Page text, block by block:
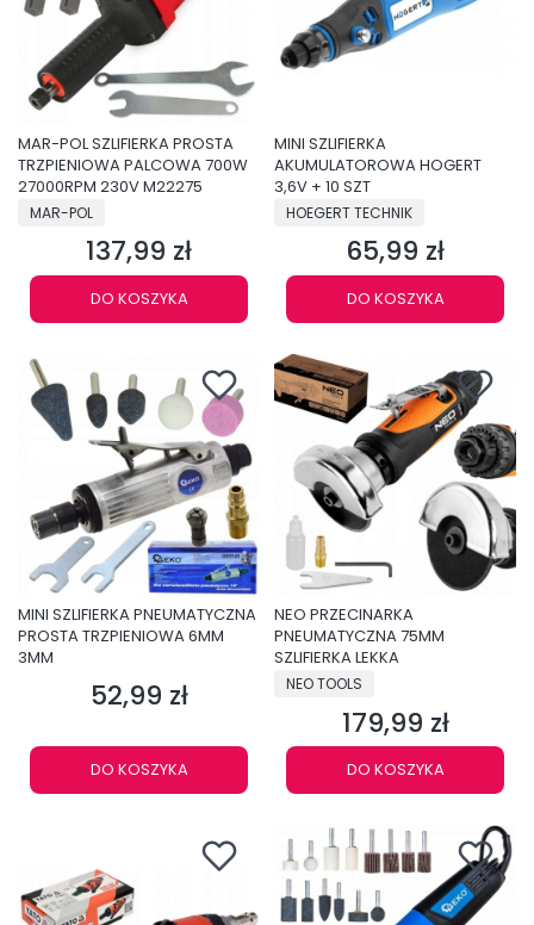
MAR-POL SZLIFIERKA PROSTA
TRZPIENIOWA PALCOWA 700W
27000RPM 230V M22275
PRODUCENT
MAR-POL
Cena
137,99 zł
DO KOSZYKA
MINI SZLIFIERKA
AKUMULATOROWA HOGERT
3,6V + 10 SZT
PRODUCENT
HOEGERT TECHNIK
Cena
65,99 zł
DO KOSZYKA
MINI SZLIFIERKA PNEUMATYCZNA
PROSTA TRZPIENIOWA 6MM
3MM
Cena
52,99 zł
DO KOSZYKA
NEO PRZECINARKA
PNEUMATYCZNA 75MM
SZLIFIERKA LEKKA
PRODUCENT
NEO TOOLS
Cena
179,99 zł
DO KOSZYKA